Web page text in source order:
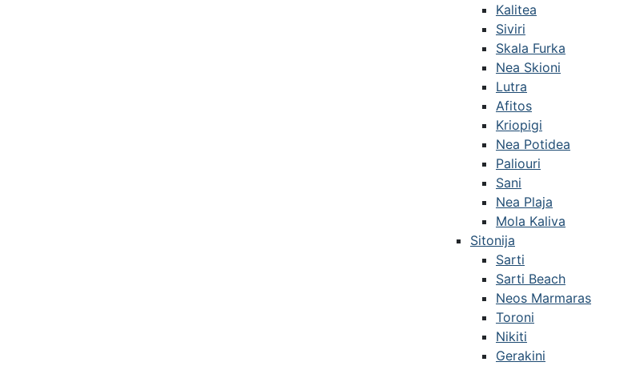
Kalitea
Siviri
Skala Furka
Nea Skioni
Lutra
Afitos
Kriopigi
Nea Potidea
Paliouri
Sani
Nea Plaja
Mola Kaliva
Sitonija
Sarti
Sarti Beach
Neos Marmaras
Toroni
Nikiti
Gerakini